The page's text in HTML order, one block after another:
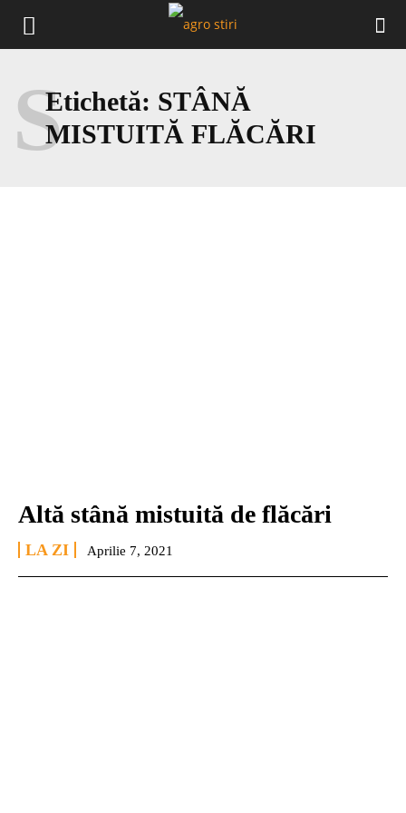
Etichetă: STÂNĂ
MISTUITĂ FLĂCĂRI
S
Altă stână mistuită de flăcări
LA ZI Aprilie 7, 2021